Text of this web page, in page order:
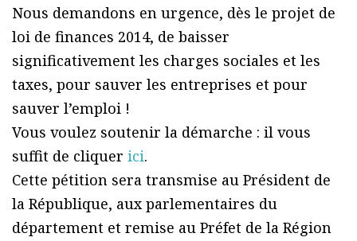
Nous demandons en urgence, dès le projet de
loi de finances 2014, de baisser
significativement les charges sociales et les
taxes, pour sauver les entreprises et pour
sauver l’emploi !
Vous voulez soutenir la démarche : il vous
suffit de cliquer ici.
Cette pétition sera transmise au Président de
la République, aux parlementaires du
département et remise au Préfet de la Région